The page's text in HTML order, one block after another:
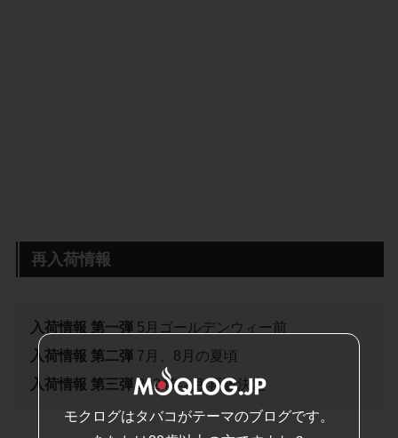
再入荷情報
入荷情報 第一弾5月ゴールデンウィー前
入荷情報 第二弾7月、8月の夏頃
入荷情報 第三弾2024年2月 再販決定
モクログはタバコがテーマのブログです。